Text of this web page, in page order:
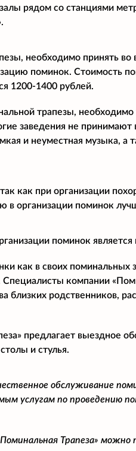
рядом со станциями
необходимо принять
поминок. Стоимость
1200-1400 рублей.
трапезы,
заведения не
и неуместная музыка, а
как при организации
организации поминок
поминок является
как в своих поминальных
компании
близких родственников,
предлагает выездное
и стулья.
обслуживание
услугам по проведению
Трапеза» можно